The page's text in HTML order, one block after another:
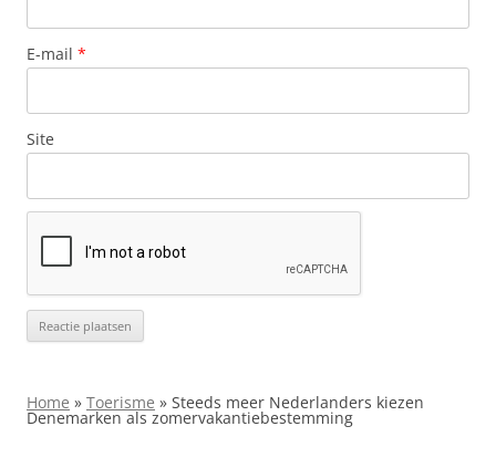
E-mail *
Site
Home » Toerisme » Steeds meer Nederlanders kiezen
Denemarken als zomervakantie­bestemming